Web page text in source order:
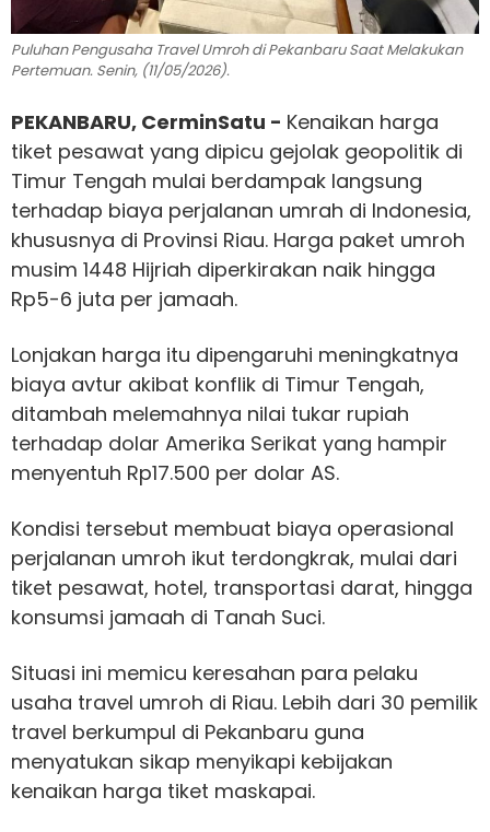
Puluhan Pengusaha Travel Umroh di Pekanbaru Saat Melakukan
Pertemuan. Senin, (11/05/2026).
PEKANBARU, CerminSatu - Kenaikan harga
tiket pesawat yang dipicu gejolak geopolitik di
Timur Tengah mulai berdampak langsung
terhadap biaya perjalanan umrah di Indonesia,
khususnya di Provinsi Riau. Harga paket umroh
musim 1448 Hijriah diperkirakan naik hingga
Rp5-6 juta per jamaah.
Lonjakan harga itu dipengaruhi meningkatnya
biaya avtur akibat konflik di Timur Tengah,
ditambah melemahnya nilai tukar rupiah
terhadap dolar Amerika Serikat yang hampir
menyentuh Rp17.500 per dolar AS.
Kondisi tersebut membuat biaya operasional
perjalanan umroh ikut terdongkrak, mulai dari
tiket pesawat, hotel, transportasi darat, hingga
konsumsi jamaah di Tanah Suci.
Situasi ini memicu keresahan para pelaku
usaha travel umroh di Riau. Lebih dari 30 pemilik
travel berkumpul di Pekanbaru guna
menyatukan sikap menyikapi kebijakan
kenaikan harga tiket maskapai.